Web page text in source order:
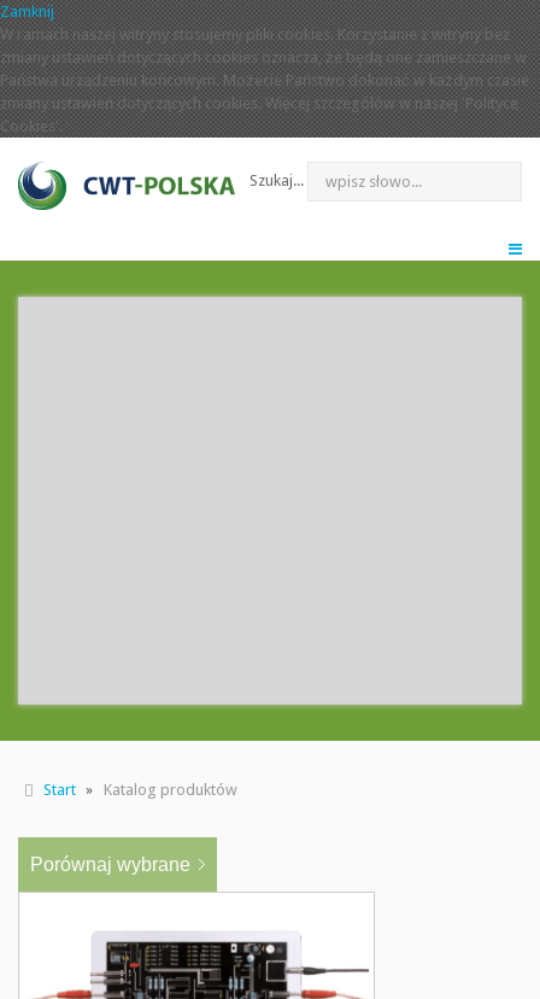
Zamknij
W ramach naszej witryny stosujemy pliki cookies. Korzystanie z witryny bez
zmiany ustawień dotyczących cookies oznacza, że będą one zamieszczane w
Państwa urządzeniu końcowym. Możecie Państwo dokonać w każdym czasie
zmiany ustawień dotyczących cookies. Więcej szczegółów w naszej 'Polityce
Cookies'.
Szukaj...
Start Katalog produktów
Porównaj wybrane